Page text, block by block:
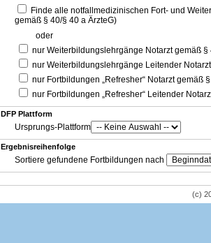
Finde alle notfallmedizinischen Fort- und
gemäß § 40/§ 40 a ÄrzteG)
oder
nur Weiterbildungslehrgänge Notarzt gemäß §
nur Weiterbildungslehrgänge Leitender
nur Fortbildungen „Refresher“ Notarzt gemäß
nur Fortbildungen „Refresher“ Leitender
DFP Plattform
Ursprungs-Plattform
Ergebnisreihenfolge
Sortiere gefundene Fortbildungen nach
(c)